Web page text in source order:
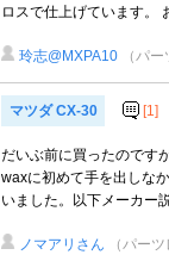
ロスで仕上げています。
玲志@MXPA10 （パ
マツダ CX-30 [1]
だいぶ前に買ったのです
waxに初めて手を出しな
いました。以下メーカー
ノマアリさん （パー